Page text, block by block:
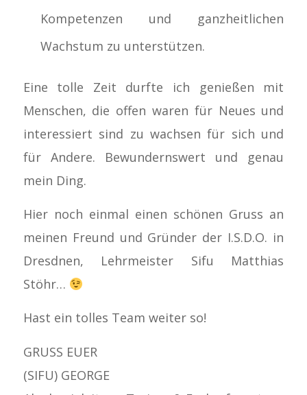
Kompetenzen und ganzheitlichen
Wachstum zu unterstützen.
Eine tolle Zeit durfte ich genießen mit
Menschen, die offen waren für Neues und
interessiert sind zu wachsen für sich und
für Andere. Bewundernswert und genau
mein Ding.
Hier noch einmal einen schönen Gruss an
meinen Freund und Gründer der I.S.D.O. in
Dresdnen, Lehrmeister Sifu Matthias
Stöhr…
Hast ein tolles Team weiter so!
GRUSS EUER
(SIFU) GEORGE